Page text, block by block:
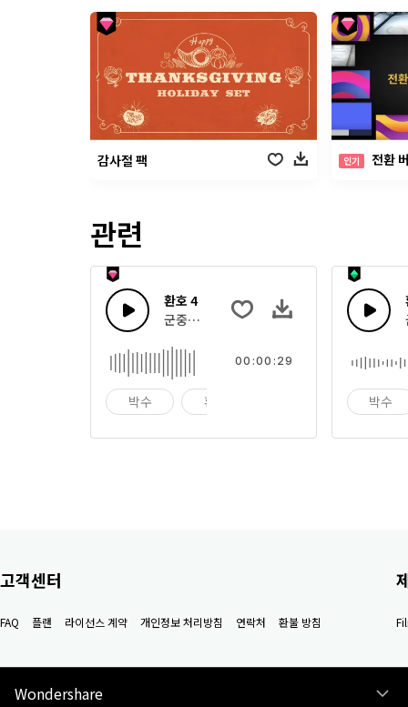
감사절 팩 인기 전환 버
관련
환호 4
군중들의 큰과 작은 박수, 환호의 집합
박수 환호
00:00:29
박수
고객센터
FAQ 플랜 라이선스 계약 개인정보 처리방침 연락처 환불 방침
Wondershare